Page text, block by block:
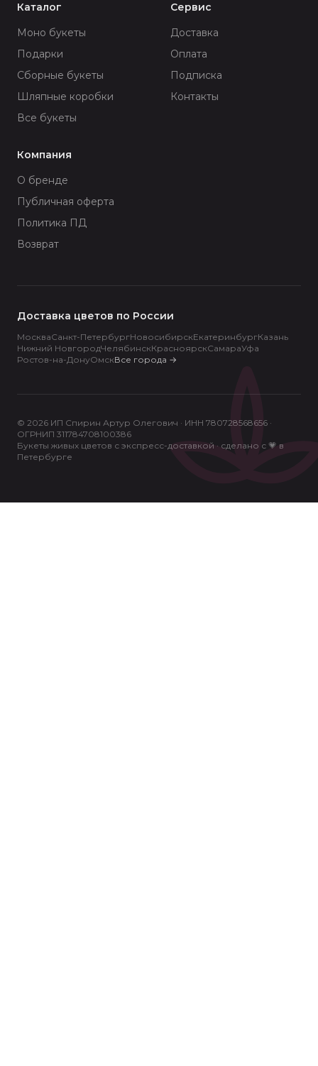
Каталог
Моно букеты
Подарки
Сборные букеты
Шляпные коробки
Все букеты
Сервис
Доставка
Оплата
Подписка
Контакты
Компания
О бренде
Публичная оферта
Политика ПД
Возврат
Доставка цветов по России
МоскваСанкт-ПетербургНовосибирскЕкатеринбургКазань
Нижний НовгородЧелябинскКрасноярскСамараУфа
Ростов-на-ДонуОмскВсе города →
© 2026 ИП Спирин Артур Олегович · ИНН 780728568656 ·
ОГРНИП 311784708100386
Букеты живых цветов с экспресс-доставкой · сделано с 💗 в
Петербурге